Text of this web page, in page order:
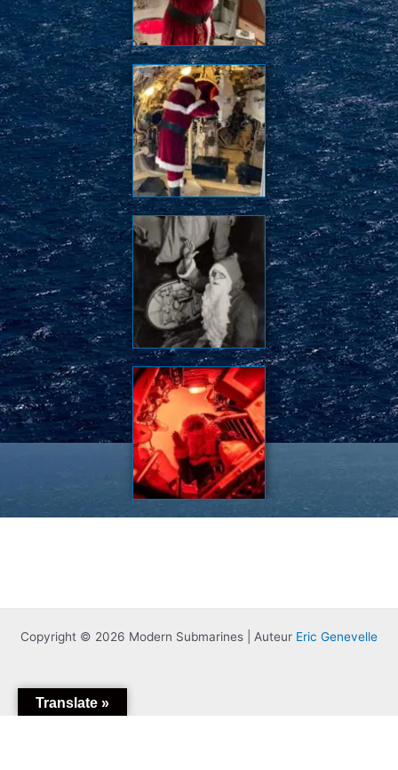
Copyright © 2026 Modern Submarines | Auteur Eric Genevelle
Translate »